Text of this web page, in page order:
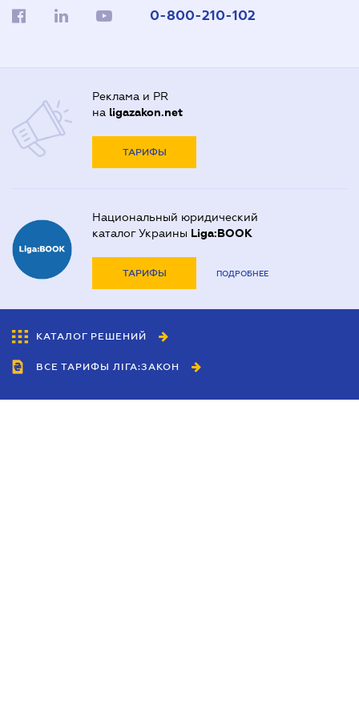
0-800-210-102
Реклама и PR
на ligazakon.net
ТАРИФЫ
Национальный юридический
каталог Украины Liga:BOOK
ТАРИФЫ ПОДРОБНЕЕ
КАТАЛОГ РЕШЕНИЙ
ВСЕ ТАРИФЫ ЛІГА:ЗАКОН